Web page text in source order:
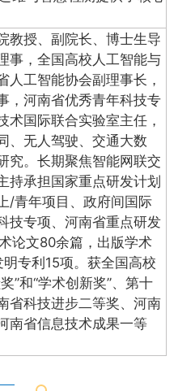
教授、副院长、博士生导
事，全国高校人工智能与
人工智能协会副理事长，
，河南省优秀青年科技专
术国际联合实验室主任，
、无人驾驶、交通大数
究。长期聚焦智能网联交
持承担国家重点研发计划
/青年项目、政府间国际
技专项、河南省重点研发
论文80余篇，出版学术
专利15项。获全国高校
”和“学术创新奖”、第十
省科技进步二等奖、河南
南省信息技术成果一等